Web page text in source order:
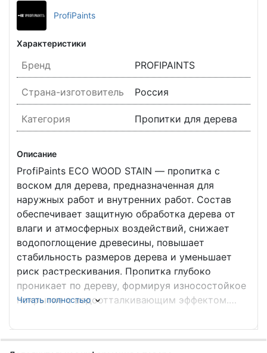
ProfiPaints
Характеристики
Бренд PROFIPAINTS
Страна-изготовитель Россия
Категория Пропитки для дерева
Описание
ProfiPaints ECO WOOD STAIN — пропитка с
воском для дерева, предназначенная для
наружных работ и внутренних работ. Состав
обеспечивает защитную обработка дерева от
влаги и атмосферных воздействий, снижает
водопоглощение древесины, повышает
стабильность размеров дерева и уменьшает
риск растрескивания. Пропитка глубоко
проникает по дереву, формируя износостойкое
покрытие с водоотталкивающим эффектом.
ранее обработанных поверхностей: забор,
забора, заборчик, дверь, деревянная обшивка,
Читать полностью